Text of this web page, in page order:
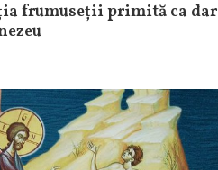
frumuseții primită ca dar